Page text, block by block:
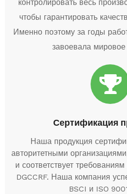
контролировать весь
чтобы гарантировать
Именно поэтому за годы
завоевала мировое
Сертификация
Наша продукция
авторитетными
и соответствует
DGCCRF. Наша компания
BSCI и ISO